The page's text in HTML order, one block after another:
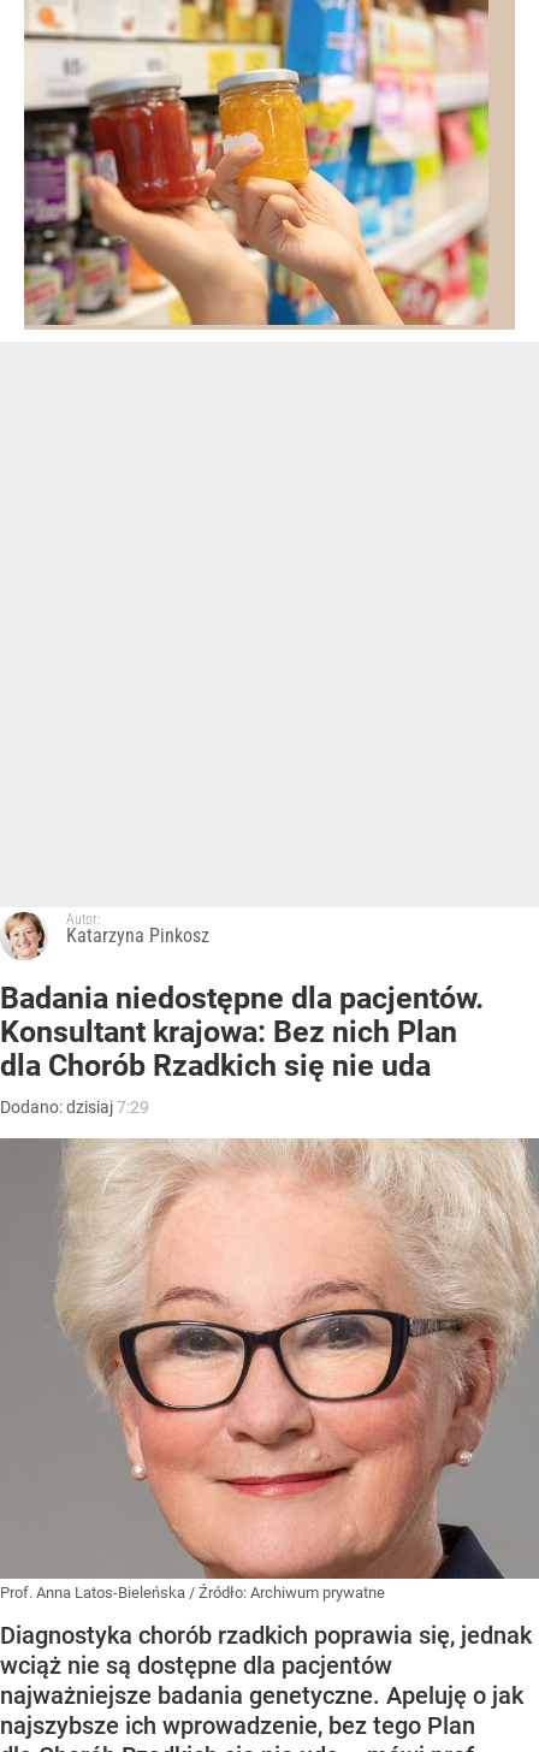
Autor:
Katarzyna Pinkosz
Badania niedostępne dla pacjentów.
Konsultant krajowa: Bez nich Plan
dla Chorób Rzadkich się nie uda
Dodano:dzisiaj7:29
Prof. Anna Latos-Bieleńska / Źródło: Archiwum prywatne
Diagnostyka chorób rzadkich poprawia się, jednak
wciąż nie są dostępne dla pacjentów
najważniejsze badania genetyczne. Apeluję o jak
najszybsze ich wprowadzenie, bez tego Plan